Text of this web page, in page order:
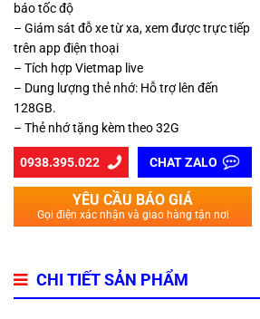
báo tốc độ
– Giám sát đỗ xe từ xa, xem được trực tiếp
trên app điện thoại
– Tích hợp Vietmap live
– Dung lượng thẻ nhớ: Hỗ trợ lên đến
128GB.
– Thẻ nhớ tặng kèm theo 32G
0938.395.022 CHAT ZALO
YÊU CẦU BÁO GIÁ
Gọi điện xác nhận và giao hàng tận nơi
CHI TIẾT SẢN PHẨM